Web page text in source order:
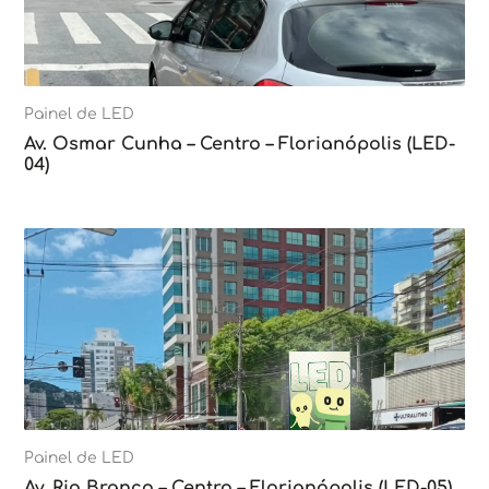
Painel de LED
Av. Osmar Cunha – Centro – Florianópolis (LED-
04)
Painel de LED